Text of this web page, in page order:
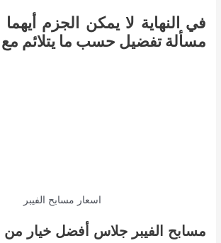
في النهاية لا يمكن الجزم
مسألة تفضيل حسب ما يتلائم مع
اسعار مسابح الفيبر
مسابح الفيبر جلاس أفضل خيار